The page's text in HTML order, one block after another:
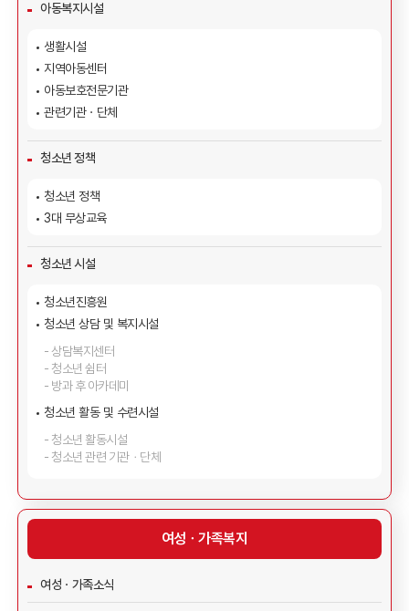
아동복지시설
생활시설
지역아동센터
아동보호전문기관
관련기관ㆍ단체
청소년 정책
청소년 정책
3대 무상교육
청소년 시설
청소년진흥원
청소년 상담 및 복지시설
상담복지센터
청소년 쉼터
방과 후 아카데미
청소년 활동 및 수련시설
청소년 활동시설
청소년 관련 기관ㆍ단체
여성ㆍ가족복지
여성ㆍ가족소식